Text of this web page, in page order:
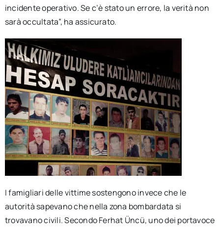
incidente operativo. Se c’è stato un errore, la verità non
sarà occultata”, ha assicurato.
I famigliari delle vittime sostengono invece che le
autorità sapevano che nella zona bombardata si
trovavano civili. Secondo Ferhat Üncü, uno dei portavoce